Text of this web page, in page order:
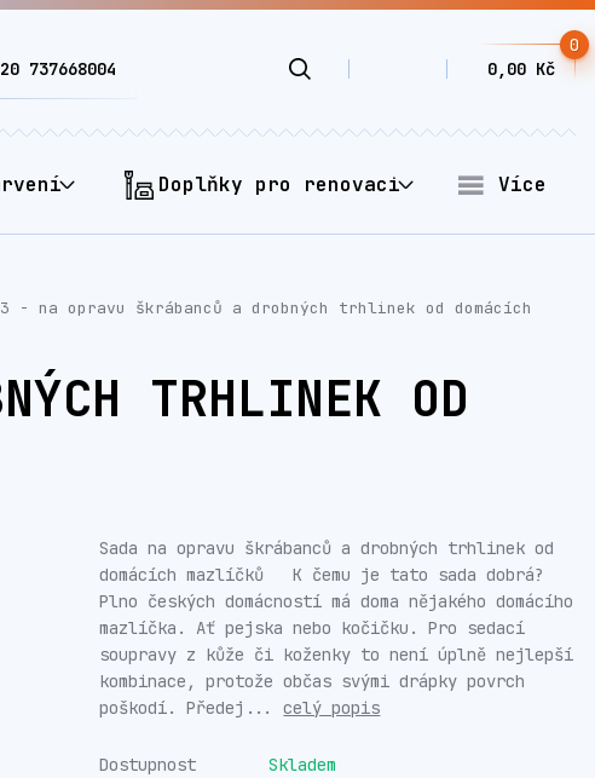
0
0,00 Kč
737668004
Doplňky pro renovaci Více
3 - na opravu škrábanců a drobných trhlinek od domácích
TRHLINEK OD
Sada na opravu škrábanců a drobných trhlinek od
domácích mazlíčků K čemu je tato sada dobrá?
Plno českých domácností má doma nějakého domácího
mazlíčka. Ať pejska nebo kočičku. Pro sedací
soupravy z kůže či koženky to není úplně nejlepší
kombinace, protože občas svými drápky povrch
poškodí. Předej...celý popis
Dostupnost
Skladem